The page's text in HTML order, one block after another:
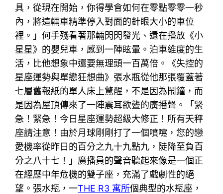
具，從現在開始，你得學會如何在零點零零一秒
內，將這輛車精準停入對面的針眼大小的車位
裡。」何手殘看著那輛閃閃發光、還在播放《小
星星》的嬰兒車，感到一陣眩暈。泊車維度的生
活，比他想象中還要無理頭一百萬倍。《失控的
星座運勢與單戀狂想曲》張水瓶從他那張覆蓋著
七層舊報紙的單人床上驚醒，不是因為鬧鐘，而
是因為屋頂傳來了一陣震耳欲聾的廣播聲。「緊
急！緊急！今日星座運勢超級大修正！所有天秤
座請注意！由於月球剛剛打了一個噴嚏，您的戀
愛機率從昨日的百分之九十九點九，陡降至負百
分之八十七！」廣播員的聲音聽起來像是一個正
在經歷中年危機的雙子座，充滿了戲劇性的絕
望。張水瓶，一THE R3 寓所個典型的水瓶座，